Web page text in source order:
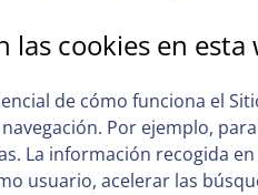
las cookies en esta
de cómo funciona el
Por ejemplo,
La información recogida
usuario, acelerar las